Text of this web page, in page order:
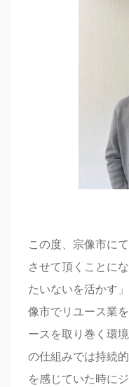
この度、宗像市に
させて頂くことに
たいないを活かす
像市でリユース業
ースを取り巻く環
の仕組みでは持続
を感じていた時に